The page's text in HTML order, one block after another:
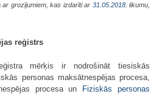
ar grozījumiem, kas izdarīti ar 31.05.2018. likumu,
reģistrs
mērķis ir nodrošināt tiesiskās
personas maksātnespējas procesa,
procesa un
Fiziskās personas